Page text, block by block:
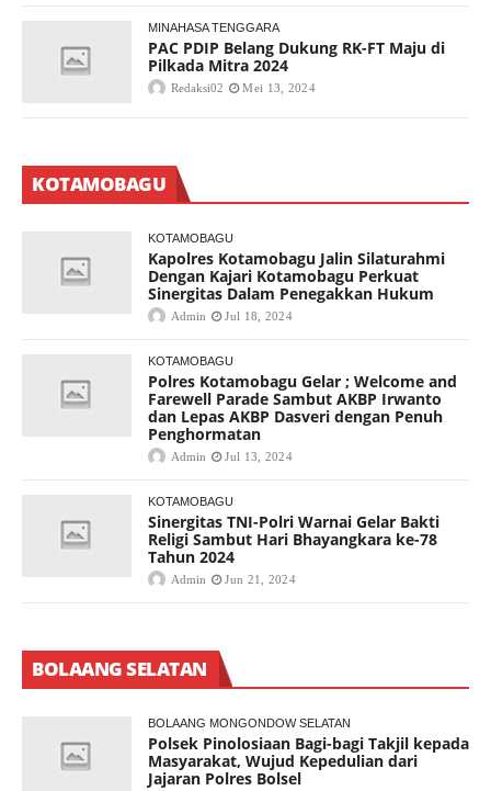
MINAHASA TENGGARA
PAC PDIP Belang Dukung RK-FT Maju di
Pilkada Mitra 2024
Redaksi02 Mei 13, 2024
KOTAMOBAGU
KOTAMOBAGU
Kapolres Kotamobagu Jalin Silaturahmi
Dengan Kajari Kotamobagu Perkuat
Sinergitas Dalam Penegakkan Hukum
Admin Jul 18, 2024
KOTAMOBAGU
Polres Kotamobagu Gelar ; Welcome and
Farewell Parade Sambut AKBP Irwanto
dan Lepas AKBP Dasveri dengan Penuh
Penghormatan
Admin Jul 13, 2024
KOTAMOBAGU
Sinergitas TNI-Polri Warnai Gelar Bakti
Religi Sambut Hari Bhayangkara ke-78
Tahun 2024
Admin Jun 21, 2024
BOLAANG SELATAN
BOLAANG MONGONDOW SELATAN
Polsek Pinolosiaan Bagi-bagi Takjil kepada
Masyarakat, Wujud Kepedulian dari
Jajaran Polres Bolsel